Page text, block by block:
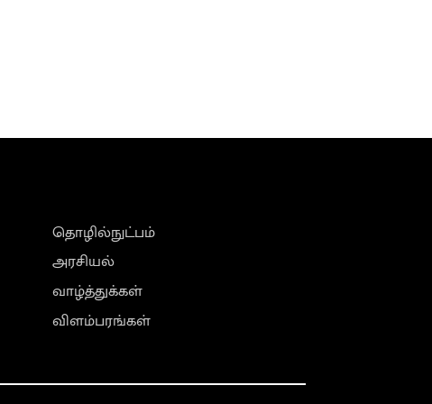
தொழில்நுட்பம்
அரசியல்
வாழ்த்துக்கள்
விளம்பரங்கள்